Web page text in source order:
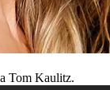
Tom Kaulitz.